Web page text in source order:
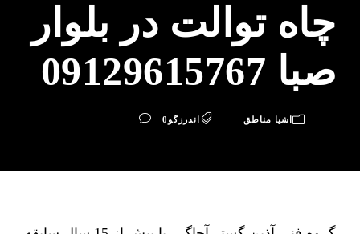
چاه توالت در بلوار
صبا 09129615767
اشیا مناطق اندرزگو 0